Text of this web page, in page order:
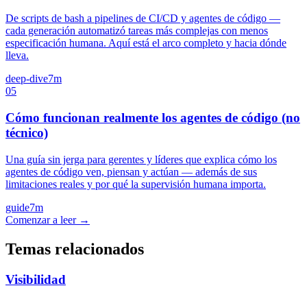
De scripts de bash a pipelines de CI/CD y agentes de código —
cada generación automatizó tareas más complejas con menos
especificación humana. Aquí está el arco completo y hacia dónde
lleva.
deep-dive7m
05
Cómo funcionan realmente los agentes de código (no
técnico)
Una guía sin jerga para gerentes y líderes que explica cómo los
agentes de código ven, piensan y actúan — además de sus
limitaciones reales y por qué la supervisión humana importa.
guide7m
Comenzar a leer →
Temas relacionados
Visibilidad